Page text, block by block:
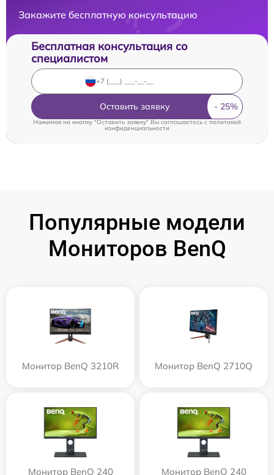
Закажите бесплатную консультацию
Бесплатная консультация со
специалистом
Оставить заявку
Нажимая на кнопку "Оставить заявку" Вы соглашаетесь cполитикой
конфиденциальности
Популярные модели
Мониторов BenQ
Монитор BenQ 3210R Монитор BenQ 2710Q
Монитор BenQ 240 Монитор BenQ 240